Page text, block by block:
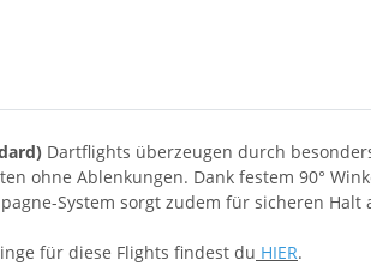
Dartflights überzeugen durch
ohne Ablenkungen. Dank festem 90°
System sorgt zudem für sicheren
für diese Flights findest du HIER.